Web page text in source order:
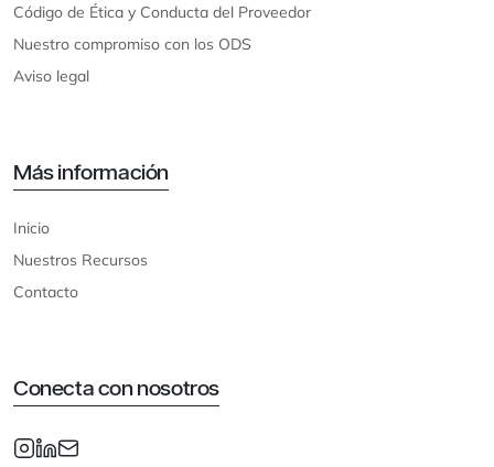
Código de Ética y Conducta del Proveedor
Nuestro compromiso con los ODS
Aviso legal
Más información
Inicio
Nuestros Recursos
Contacto
Conecta con nosotros